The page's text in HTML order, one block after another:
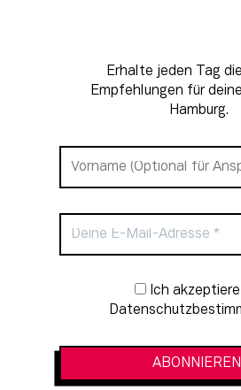
Erhalte jeden Tag
Empfehlungen für
Hamburg.
Newsletter-Anmeldung